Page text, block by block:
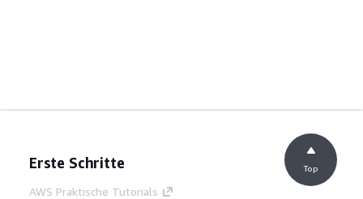
Erste Schritte
AWS Praktische Tutorials
Top